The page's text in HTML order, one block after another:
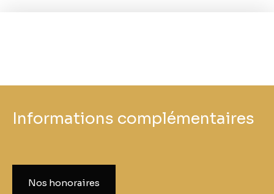
Informations complémentaires
Nos honoraires